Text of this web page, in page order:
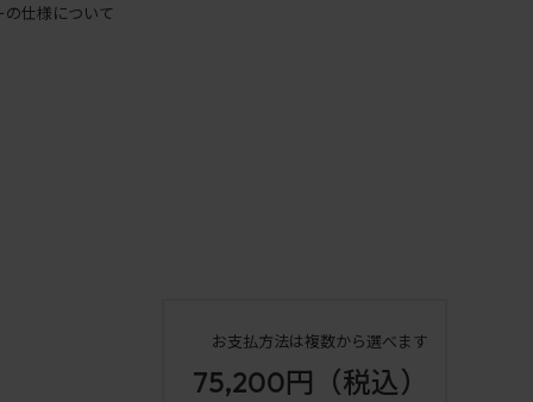
の仕様について
お支払方法は複数から選べます
75,200円 （税込）